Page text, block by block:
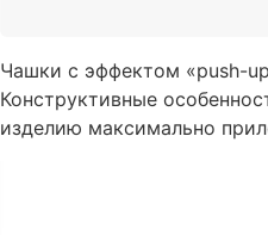
Чашки с эффектом «рush-
Конструктивные
изделию максимально